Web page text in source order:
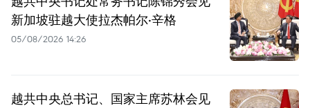
新加坡驻越大使拉杰帕尔·辛格
05/08/2026 14:26
越共中央总书记、国家主席苏林会见